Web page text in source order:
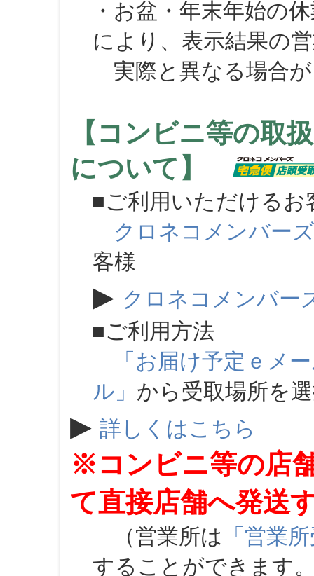
・お盆・年末年始の
により、表示結果の
実際と異なる場合が
【コンビニ等の取
について】
■ご利用いただけるお
クロネコメンバーズ
客様
▶ クロネコメンバー
■ご利用方法
「お届け予定ｅメ
ル」 から受取場所を
▶ 詳しくはこちら
※コンビニ等の店
て直接店舗へ発送
（営業所は 「営業
することができます